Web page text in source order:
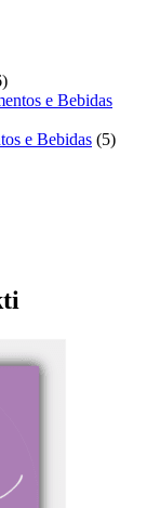
e Bebidas
e Bebidas (5)